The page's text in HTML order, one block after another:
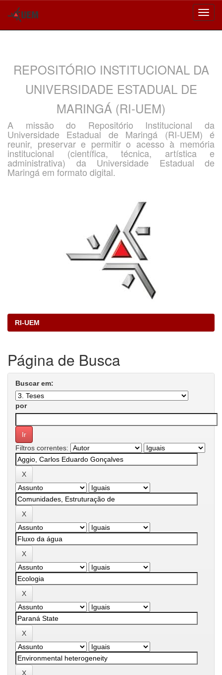
REPOSITÓRIO INSTITUCIONAL DA
UNIVERSIDADE ESTADUAL DE
MARINGÁ (RI-UEM)
A missão do Repositório Institucional da
Universidade Estadual de Maringá (RI-UEM) é
reunir, preservar e permitir o acesso à memória
institucional (científica, técnica, artística e
administrativa) da Universidade Estadual de
Maringá em formato digital.
RI-UEM
Página de Busca
Buscar em:
por
Filtros correntes: